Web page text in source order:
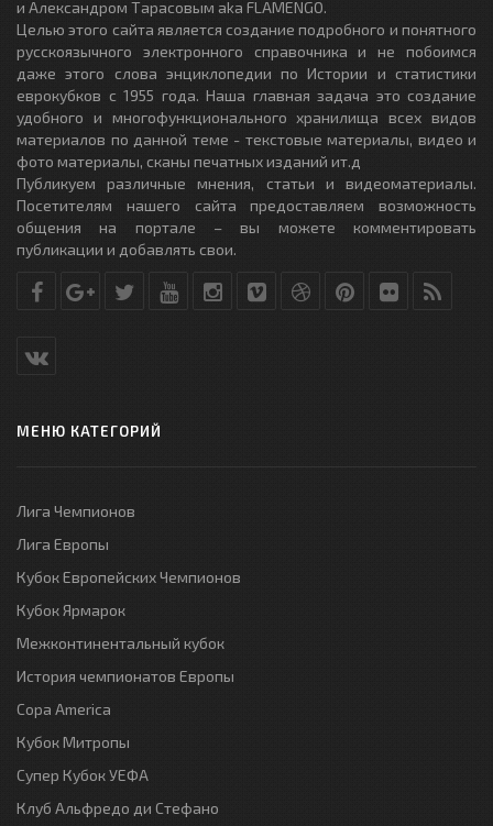
и Александром Тарасовым aka FLAMENGO.
Целью этого сайта является создание подробного и понятного
русскоязычного электронного справочника и не побоимся
даже этого слова энциклопедии по Истории и статистики
еврокубков с 1955 года. Наша главная задача это создание
удобного и многофункционального хранилища всех видов
материалов по данной теме - текстовые материалы, видео и
фото материалы, сканы печатных изданий ит.д
Публикуем различные мнения, статьи и видеоматериалы.
Посетителям нашего сайта предоставляем возможность
общения на портале – вы можете комментировать
публикации и добавлять свои.
МЕНЮ КАТЕГОРИЙ
Лига Чемпионов
Лига Европы
Кубок Европейских Чемпионов
Кубок Ярмарок
Межконтинентальный кубок
История чемпионатов Европы
Copa America
Кубок Митропы
Супер Кубок УЕФА
Клуб Альфредо ди Стефано